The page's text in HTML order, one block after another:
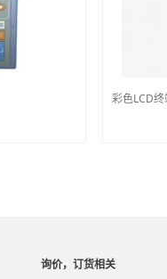
彩色LCD终
询价，订货相关